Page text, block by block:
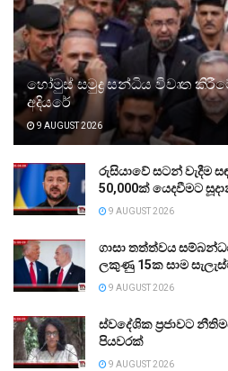
හෝමුස් සමුද්‍ර සන්ධිය විවෘත
අදියරේ
9 AUGUST 2026
රුසියාවේ සටන් වැදීම
50,000ක් යෙදවීමට
9 AUGUST 2026
ගාසා තත්ත්වය
ලකුණු 15ක සාම
9 AUGUST 2026
ස්වදේශික ප්‍රජාවට
පියවරක්
9 AUGUST 2026